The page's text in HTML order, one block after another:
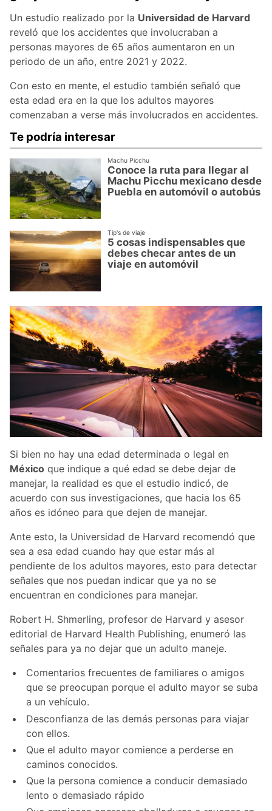
Un estudio realizado por la Universidad de Harvard
reveló que los accidentes que involucraban a
personas mayores de 65 años aumentaron en un
periodo de un año, entre 2021 y 2022.
Con esto en mente, el estudio también señaló que
esta edad era en la que los adultos mayores
comenzaban a verse más involucrados en accidentes.
Te podría interesar
Machu Picchu
Conoce la ruta para llegar al
Machu Picchu mexicano desde
Puebla en automóvil o autobús
Tip's de viaje
5 cosas indispensables que
debes checar antes de un
viaje en automóvil
Si bien no hay una edad determinada o legal en
México que indique a qué edad se debe dejar de
manejar, la realidad es que el estudio indicó, de
acuerdo con sus investigaciones, que hacia los 65
años es idóneo para que dejen de manejar.
Ante esto, la Universidad de Harvard recomendó que
sea a esa edad cuando hay que estar más al
pendiente de los adultos mayores, esto para detectar
señales que nos puedan indicar que ya no se
encuentran en condiciones para manejar.
Robert H. Shmerling, profesor de Harvard y asesor
editorial de Harvard Health Publishing, enumeró las
señales para ya no dejar que un adulto maneje.
Comentarios frecuentes de familiares o amigos
que se preocupan porque el adulto mayor se suba
a un vehículo.
Desconfianza de las demás personas para viajar
con ellos.
Que el adulto mayor comience a perderse en
caminos conocidos.
Que la persona comience a conducir demasiado
lento o demasiado rápido